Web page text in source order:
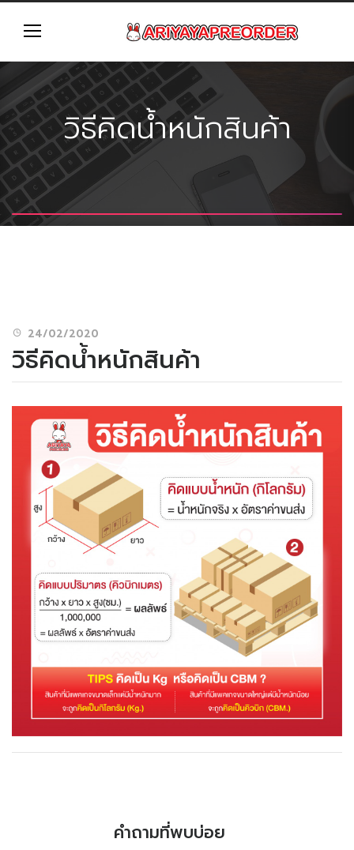
วิธีคิดน้ำหนักสินค้า
24/02/2020
วิธีคิดน้ำหนักสินค้า
คำถามที่พบบ่อย